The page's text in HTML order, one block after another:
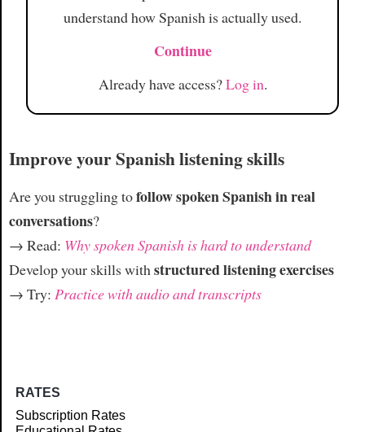
understand how Spanish is actually used.
Continue
Already have access?Log in.
Improve your Spanish listening skills
Are you struggling tofollow spoken Spanish in real
conversations?
→ Read: Why spoken Spanish is hard to understand
Develop your skills withstructured listening exercises
→ Try: Practice with audio and transcripts
RATES
Subscription Rates